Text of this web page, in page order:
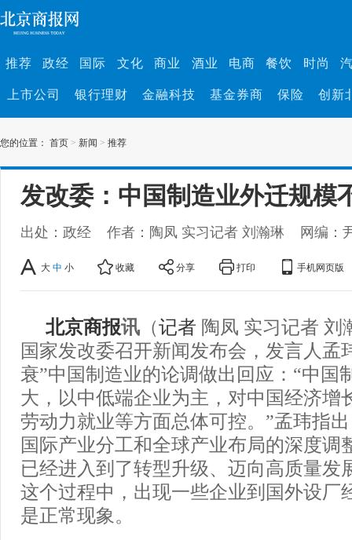
推荐 政经 国际 文化 商业 酒业 电商 餐饮 时尚
上市公司 银行理财 金融科技 基金券商 保险 创新
您的位置： 首页 > 新闻 > 推荐
发改委：中国制造业外迁规模
出处：政经 作者：陶凤 实习记者 刘瀚琳 网编：
大 中 小 收藏 分享 打印 手机网页版
北京商报讯 （记者 陶凤 实习记者 刘
国家发改委召开新闻发布会，发言人孟
衰”中国制造业的论调做出回应：“中国
大，以中低端企业为主，对中国经济增
劳动力就业等方面总体可控。”孟玮指
国际产业分工和全球产业布局的深度调
已经进入到了转型升级、迈向高质量发
这个过程中，出现一些企业到国外设厂
是正常现象。